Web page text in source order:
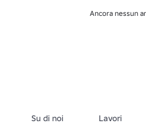
Ancora nessun
Su di noi Lavori